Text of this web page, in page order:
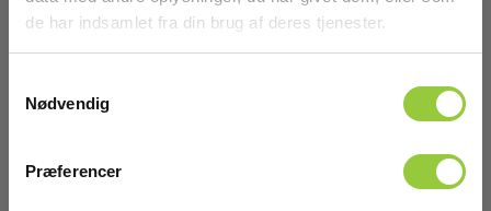
de har indsamlet fra din brug af deres tjenester.
Nødvendig
Præferencer
Læs mere Læg i kurv